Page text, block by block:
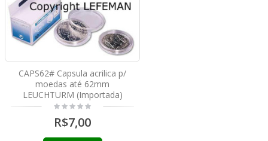
CAPS62# Capsula acrilica p/
moedas até 62mm
LEUCHTURM (Importada)
R$7,00